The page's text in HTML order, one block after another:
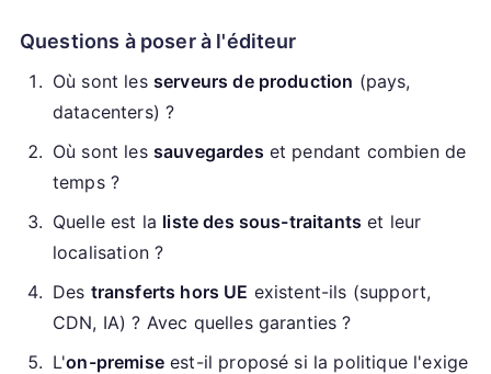
Questions à poser à l'éditeur
Où sont les serveurs de production (pays,
datacenters) ?
Où sont les sauvegardes et pendant combien de
temps ?
Quelle est la liste des sous-traitants et leur
localisation ?
Des transferts hors UE existent-ils (support,
CDN, IA) ? Avec quelles garanties ?
L'on-premiseest-il proposé si la politique l'exige